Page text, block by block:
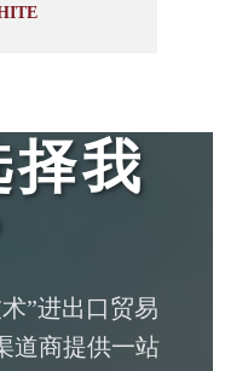
择我
”进出口贸易
道商提供一站